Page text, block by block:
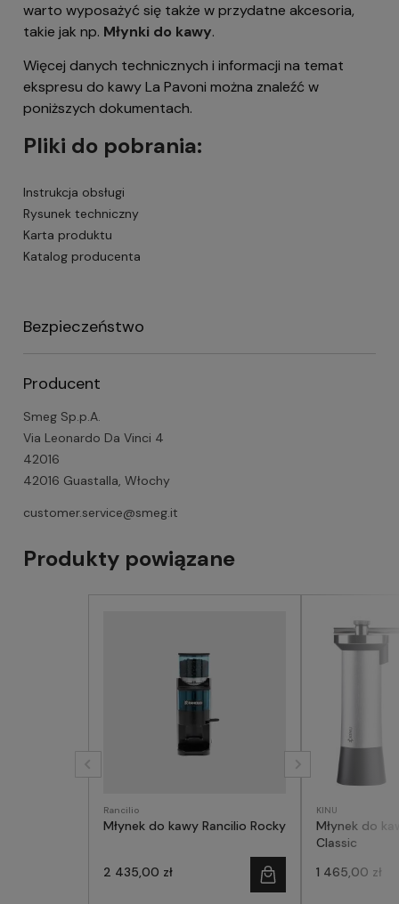
warto wyposażyć się także w przydatne akcesoria,
takie jak np. Młynki do kawy.
Więcej danych technicznych i informacji na temat
ekspresu do kawy La Pavoni można znaleźć w
poniższych dokumentach.
Pliki do pobrania:
Instrukcja obsługi
Rysunek techniczny
Karta produktu
Katalog producenta
Bezpieczeństwo
Producent
Smeg Sp.p.A.
Via Leonardo Da Vinci 4
42016
42016 Guastalla, Włochy
customer.service@smeg.it
Produkty powiązane
Rancilio
Młynek do kawy Rancilio Rocky
2 435,00 zł
KINU
Młynek do
Classic
1 465,00 zł